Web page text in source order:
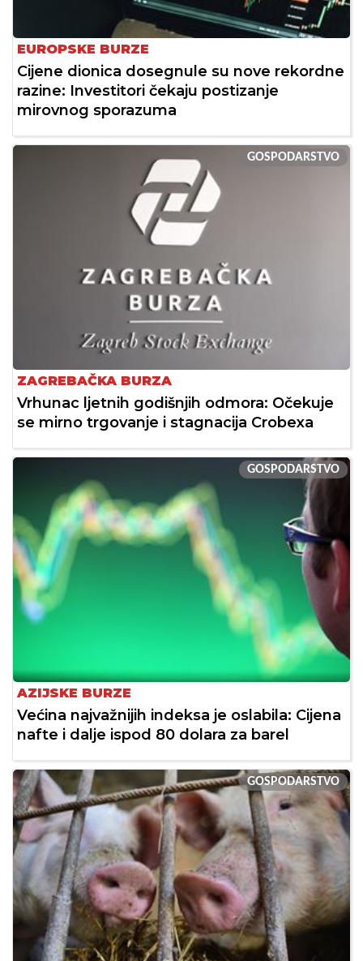
EUROPSKE BURZE
Cijene dionica dosegnule su nove rekordne
razine: Investitori čekaju postizanje
mirovnog sporazuma
GOSPODARSTVO
ZAGREBAČKA BURZA
Vrhunac ljetnih godišnjih odmora: Očekuje
se mirno trgovanje i stagnacija Crobexa
GOSPODARSTVO
AZIJSKE BURZE
Većina najvažnijih indeksa je oslabila: Cijena
nafte i dalje ispod 80 dolara za barel
GOSPODARSTVO